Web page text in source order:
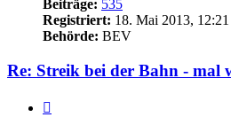
Beiträge: 535
Registriert: 18. Mai 2013, 12:21
Behörde: BEV
Re: Streik bei der Bahn - mal